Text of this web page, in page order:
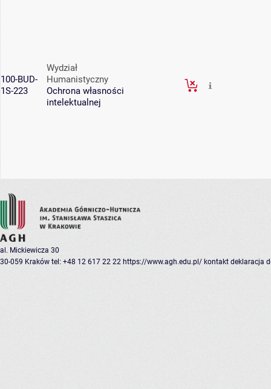
100-BUD-
1S-223
Wydział
Humanistyczny
Ochrona własności
intelektualnej
al. Mickiewicza 30
30-059 Kraków tel: +48 12 617 22 22 https://www.agh.edu.pl/ kontakt deklaracja